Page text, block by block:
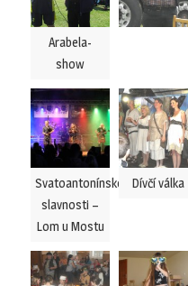
Arabela-
show
Svatoantonínské
slavnosti –
Lom u Mostu
Dívčí válka